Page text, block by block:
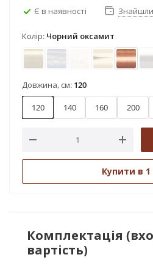
Є в наявності
Колір: Чорний оксамит
АнтикБлакить золота
Біле золото
ЗолотоМідь
Довжина, см: 120
120 140 160 200
Купити в 1
Комплектація
вартість)